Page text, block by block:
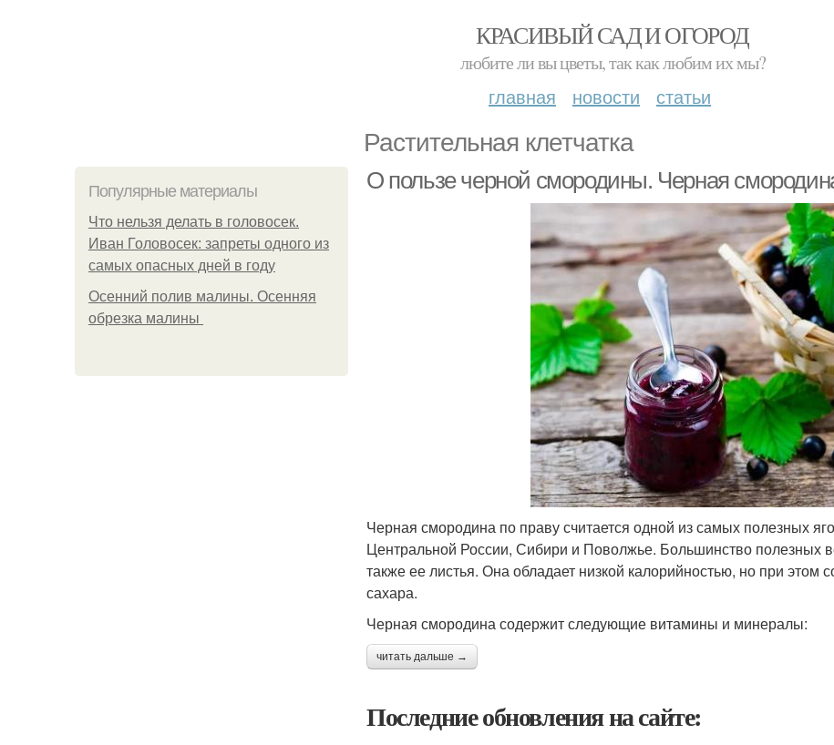
КРАСИВЫЙ САД И ОГОРОД
любите ли вы цветы, так как любим их мы?
главная новости статьи
Растительная клетчатка
Популярные материалы
Что нельзя делать в головосек.
Иван Головосек: запреты одного из
самых опасных дней в году
Осенний полив малины. Осенняя
обрезка малины
О пользе черной смородины. Черная
Черная смородина по праву считается одной из самых полезных
Центральной России, Сибири и Поволжье. Большинство полезных
также ее листья. Она обладает низкой калорийностью, но при этом
сахара.
Черная смородина содержит следующие витамины и минералы:
читать дальше →
Последние обновления на сайте: